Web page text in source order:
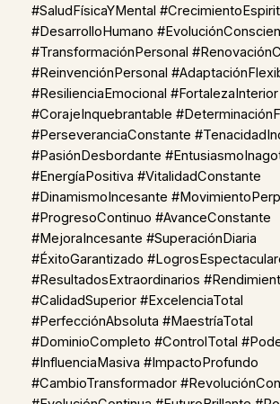
#SaludFísicaYMental
#DesarrolloHumano
#TransformaciónPersonal
#ReinvenciónPersonal
#ResilienciaEmocional #FortalezaInterior
#CorajeInquebrantable
#PerseveranciaConstante
#PasiónDesbordante
#EnergíaPositiva #VitalidadConstante
#DinamismoIncesante
#ProgresoContinuo #AvanceConstante
#MejoraIncesante #SuperaciónDiaria
#ÉxitoGarantizado
#ResultadosExtraordinarios
#CalidadSuperior #ExcelenciaTotal
#PerfecciónAbsoluta #MaestríaTotal
#DominioCompleto #ControlTotal
#InfluenciaMasiva #ImpactoProfundo
#CambioTransformador